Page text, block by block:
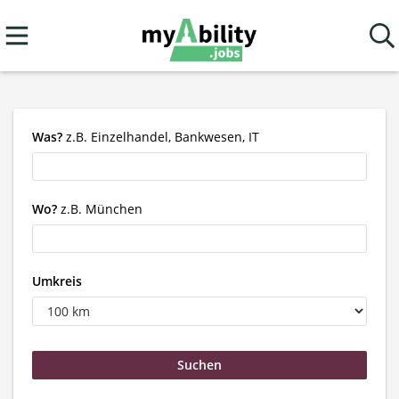
Was? z.B. Einzelhandel, Bankwesen, IT
Wo? z.B. München
Umkreis